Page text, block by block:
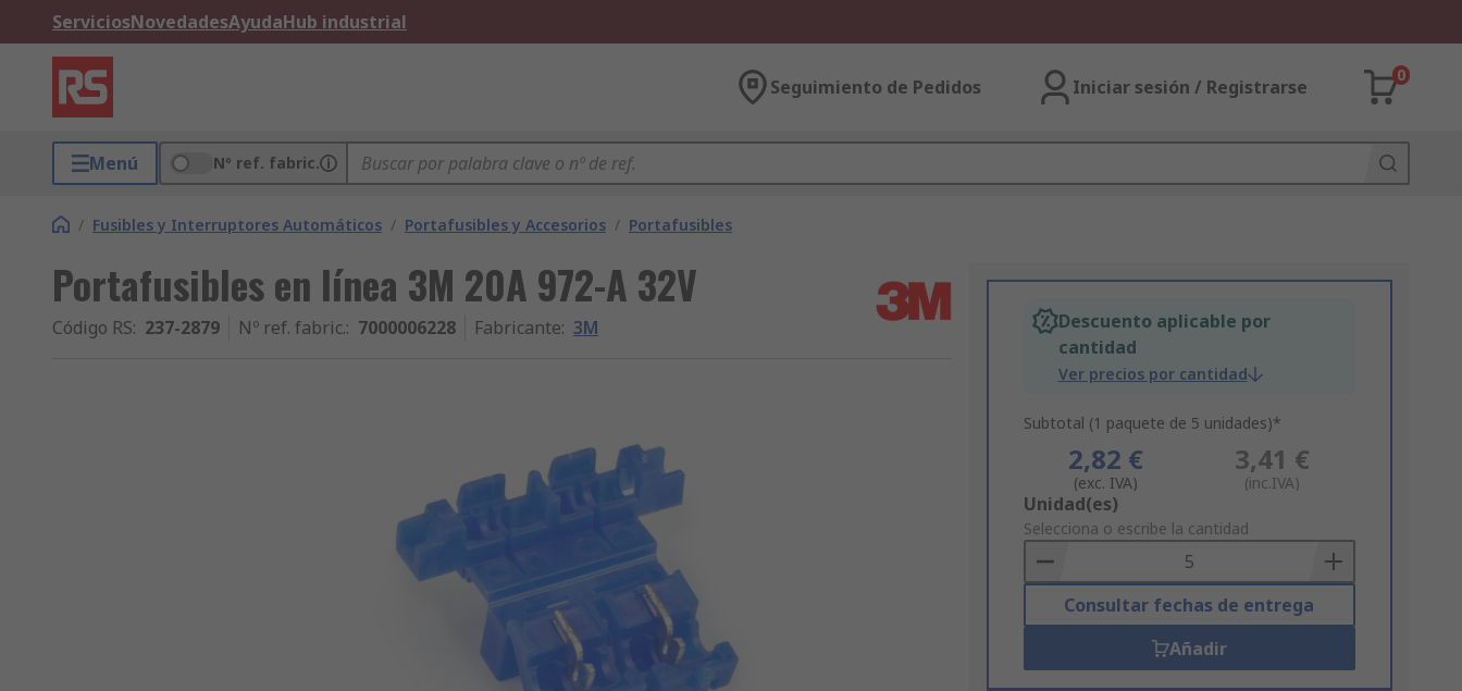
ServiciosNovedadesAyudaHub industrial
Seguimiento de Pedidos Iniciar sesión / Registrarse
0
Menú Nº ref. fabric.
/ Fusibles y Interruptores Automáticos / Portafusibles y Accesorios / Portafusibles
Portafusibles en línea 3M 20A 972-A 32V
Código RS: 237-2879 Nº ref. fabric.: 7000006228 Fabricante: 3M
Descuento aplicable por
cantidad
Ver precios por cantidad
Subtotal (1 paquete de 5 unidades)*
2,82 €
(exc. IVA)
3,41 €
(inc.IVA)
Add
to
Basket
Unidad(es)
Selecciona o escribe la cantidad
Consultar fechas de entrega
Añadir